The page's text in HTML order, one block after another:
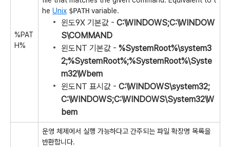
%PAT
H%
he Unix $PATH variable.
윈도9X 기본값 - C:\WINDOWS;C:\WINDOW
S\COMMAND
윈도NT 기본값 - %SystemRoot%\system3
2;%SystemRoot%;%SystemRoot%\Syste
m32\Wbem
윈도NT 표시값 - C:\WINDOWS\system32;
C:\WINDOWS;C:\WINDOWS\System32\W
bem
운영 체제에서 실행 가능하다고 간주되는 파일 확장명 목록을
반환합니다.